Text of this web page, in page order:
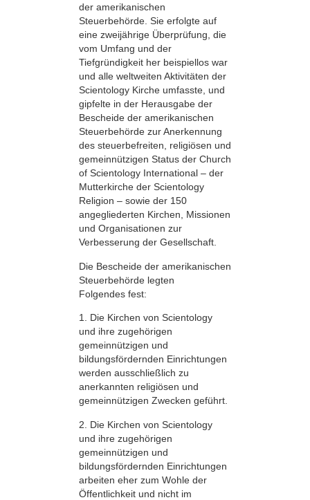
der amerikanischen
Steuerbehörde. Sie erfolgte auf
eine zweijährige Überprüfung, die
vom Umfang und der
Tiefgründigkeit her beispiellos war
und alle weltweiten Aktivitäten der
Scientology Kirche umfasste, und
gipfelte in der Herausgabe der
Bescheide der amerikanischen
Steuerbehörde zur Anerkennung
des steuerbefreiten, religiösen und
gemeinnützigen Status der Church
of Scientology International – der
Mutterkirche der Scientology
Religion – sowie der 150
angegliederten Kirchen, Missionen
und Organisationen zur
Verbesserung der Gesellschaft.
Die Bescheide der amerikanischen
Steuerbehörde legten
Folgendes fest:
1. Die Kirchen von Scientology
und ihre zugehörigen
gemeinnützigen und
bildungsfördernden Einrichtungen
werden ausschließlich zu
anerkannten religiösen und
gemeinnützigen Zwecken geführt.
2. Die Kirchen von Scientology
und ihre zugehörigen
gemeinnützigen und
bildungsfördernden Einrichtungen
arbeiten eher zum Wohle der
Öffentlichkeit und nicht im